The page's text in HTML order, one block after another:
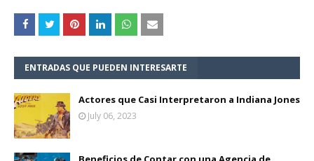
ENTRADAS QUE PUEDEN INTERESARTE
Actores que Casi Interpretaron a Indiana Jones
July 06, 2023